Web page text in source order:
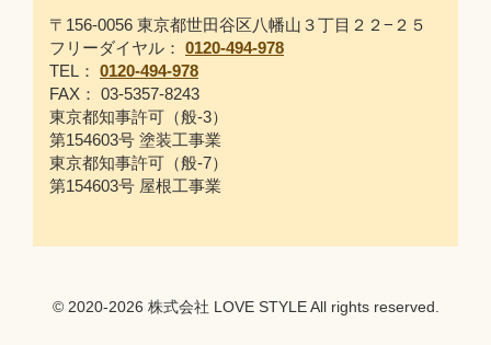
〒156-0056 東京都世田谷区八幡山３丁目２２−２５
フリーダイヤル： 0120-494-978
TEL： 0120-494-978
FAX： 03-5357-8243
東京都知事許可（般-3）
第154603号 塗装工事業
東京都知事許可（般-7）
第154603号 屋根工事業
© 2020-2026 株式会社 LOVE STYLE All rights reserved.